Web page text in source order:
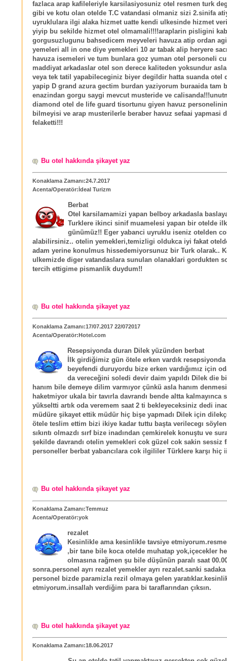
fazlaca arap kafileleriyle karsilasiyosuniz otel resmen turk
gibi ve kotu olan otelde T.C vatandasi olmaniz sizi 2.sinifa
uyruklulara ilgi alaka hizmet uatte kendi ulkesinde hizmet
yiyip bu sekilde hizmet otel olmamali!!!!araplarin pisligini
gorgusuzlugunu bahsedicem meyveleri havuza atip ordan
yemeleri all in one diye yemekleri 10 ar tabak alip heryere
havuza isemeleri ve tum bunlara goz yuman otel personeli
maddiyat arkadaslar otel son derece kaliteden yoksundur
veya tek tatil yapabileceginiz biyer degildir hatta suanda otel
yapip D grand azura gectim burdan yaziyorum buraaida tam
enazindan gorgu saygi mevcut musteride ve
diamond otel de life guard tisortunu giyen havuz
bilmeyisi ve arap musterilerle beraber havuz sefaai yapmasi
felaketti!!!
Bu otel hakkında şikayet yaz
Konaklama Zamanı:24.7.2017
Acenta/Operatör:İdeal Turizm
Berbat
Otel karsilamamizi yapan belboy arkadasla
Turklere ikinci sinif muamelesi yapan bir otelde
günümüz!! Eger yabanci uyruklu iseniz otelden
alabilirsiniz.. otelin yemekleri,temizligi oldukca iyi fakat
adam yerine konulmus hissedemiyorsunuz bir Turk olarak..
ulkemizde diger vatandaslara sunulan olanaklari gordukten
tercih ettigime pismanlik duydum!!
Bu otel hakkında şikayet yaz
Konaklama Zamanı:17/07.2017 22/072017
Acenta/Operatör:Hotel.com
Resepsiyonda duran Dilek yüzünden berbat
İlk girdiğimiz gün ötele erken vardık
beyefendi duruyordu bize erken vardığımız için
da vereceğini soledi devir daim yapıldı Dilek die
hanım bile demeye dilim varmıyor çünkü asla hanım
haketmiyor ukala bir tavırla davrandı bende altta kalmayınca
yükseltti artık oda veremem saat 2 ti bekleyeceksiniz dedi
müdüre şikayet ettik müdür hiç bişe yapmadı Dilek için
ötele teslim ettim bizi ikiye kadar tuttu başta verilecegı
sıkıntı olmazdı sırf bize inadından çemkirelek konuştu ve
şekilde davrandı otelin yemekleri cok güzel cok sakin sessiz
personeller berbat yabancılara cok ilgililer Türklere karşı hiç
Bu otel hakkında şikayet yaz
Konaklama Zamanı:Temmuz
Acenta/Operatör:yok
rezalet
Kesinlikle ama kesinlikle tavsiye
,bir tane bile koca otelde muhatap yok,içecekler
olmasına rağmen şu bile düşünün paralı saat
sonra.personel ayrı rezalet yemekler ayrı rezalet.sanki
personel bizde paramizla rezil olmaya gelen
etmiyorum.insallah verdiğim para bi taraflarından çıksın.
Bu otel hakkında şikayet yaz
Konaklama Zamanı:18.06.2017